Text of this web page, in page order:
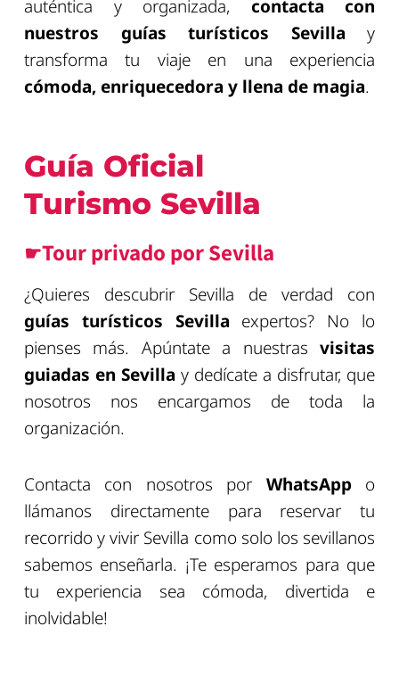
auténtica y organizada, contacta con
nuestros guías turísticos Sevilla y
transforma tu viaje en una experiencia
cómoda, enriquecedora y llena de magia.
Guía Oficial
Turismo Sevilla
☛Tour privado por Sevilla
¿Quieres descubrir Sevilla de verdad con
guías turísticos Sevilla expertos? No lo
pienses más. Apúntate a nuestras visitas
guiadas en Sevilla y dedícate a disfrutar, que
nosotros nos encargamos de toda la
organización.
Contacta con nosotros por WhatsApp o
llámanos directamente para reservar tu
recorrido y vivir Sevilla como solo los sevillanos
sabemos enseñarla. ¡Te esperamos para que
tu experiencia sea cómoda, divertida e
inolvidable!